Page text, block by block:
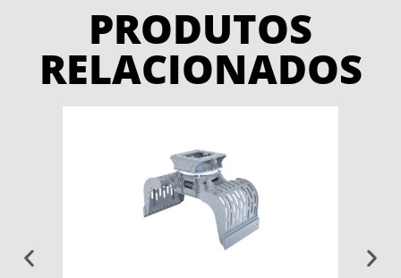
PRODUTOS
RELACIONADOS